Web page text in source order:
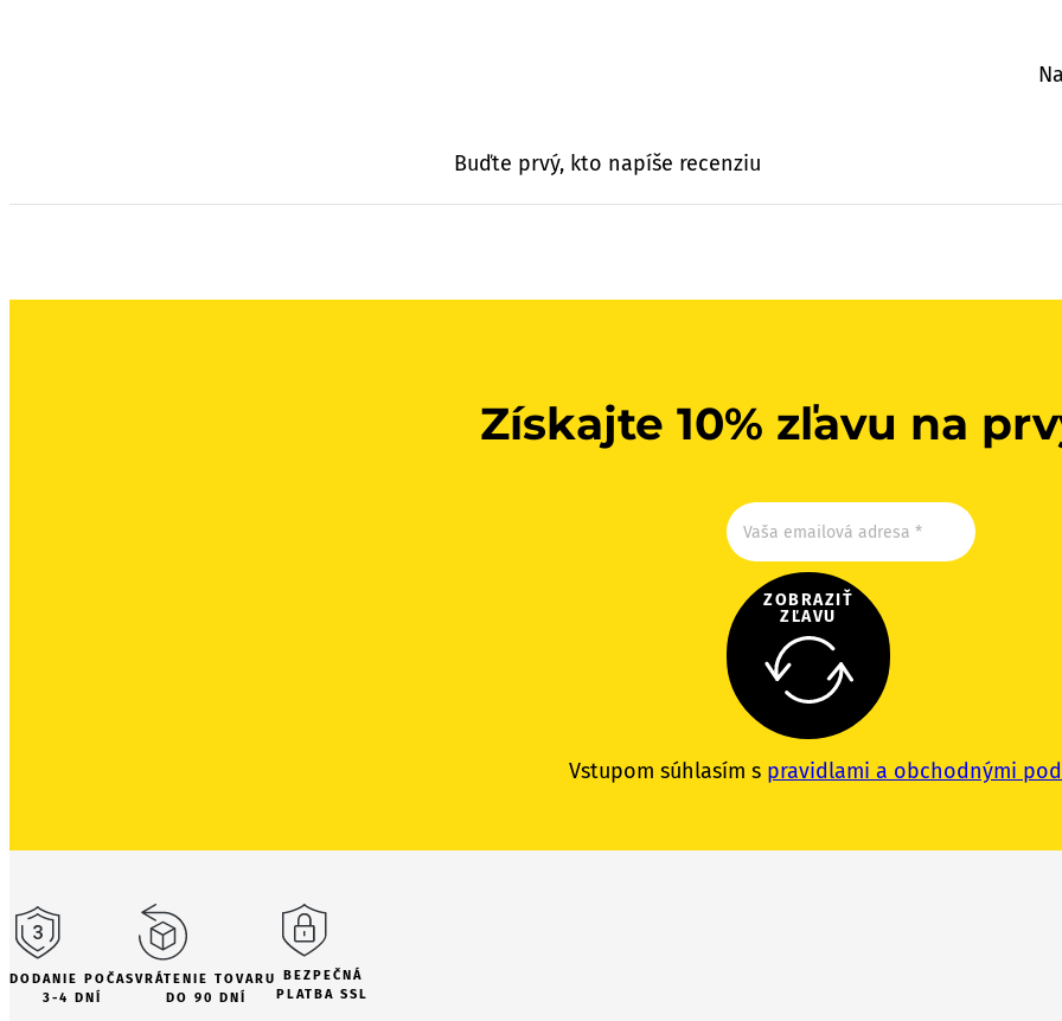
Buďte prvý, kto napíše recenziu
Získajte 10% zľavu na
ZOBRAZIŤ
ZĽAVU
Vstupom súhlasím s pravidlami a obchodnými
DODANIE POČAS
3-4 DNÍ
VRÁTENIE TOVARU
DO 90 DNÍ
BEZPEČNÁ
PLATBA SSL